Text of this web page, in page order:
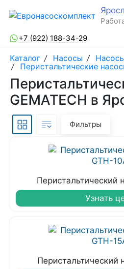
+7 (922) 188-34-29
Каталог / Насосы /
/ Перистальтические
GEMATECH в
Фильтры
Перистальтический
Узнать
Перистальтический